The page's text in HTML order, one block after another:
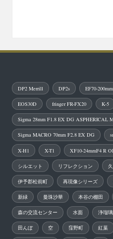
DP2 Merrill DP2s EF70-
EOS30D fringer FR-FX20 K-5
Sigma 28mm F1.8 EX DG ASPHERICAL
Sigma MACRO 70mm F2.8 EX DG
X-H1 X-T1 XF10-24mmF4 R
シルエット リフレクション
伊予郡松前町 再現像シリーズ
新緑 曼珠沙華 本谷の棚田
森の交流センター 水面 浄瑠
田んぼ 空 窪野町 紅葉